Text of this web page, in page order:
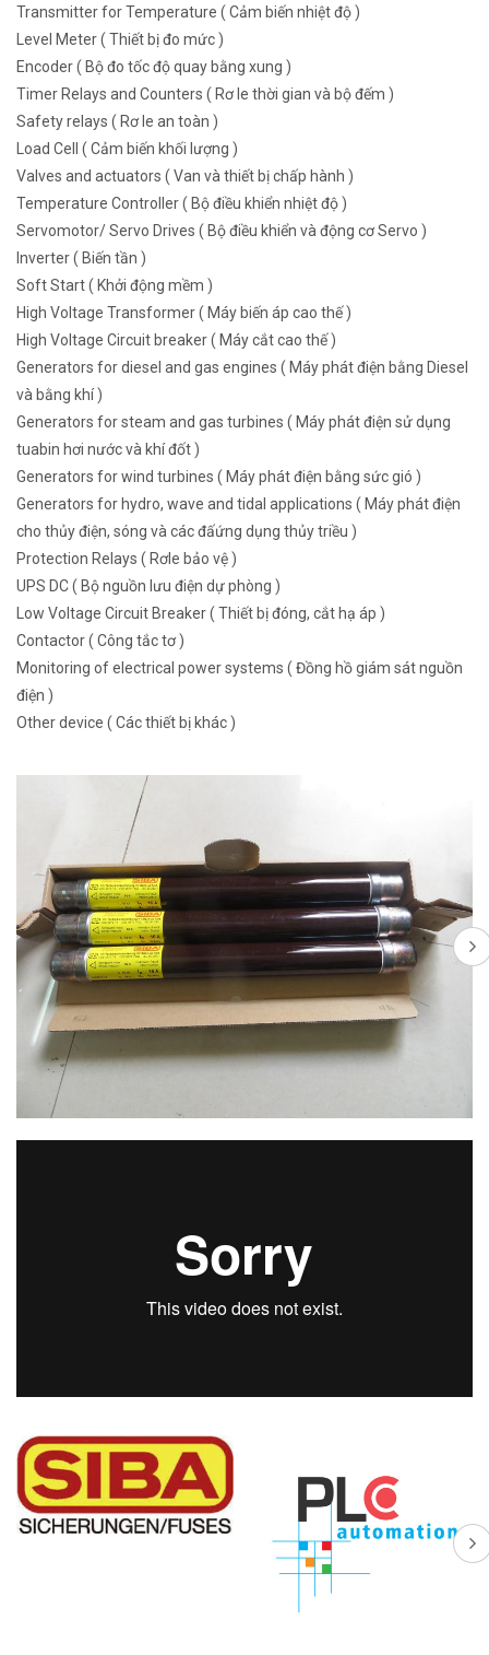
Transmitter for Temperature ( Cảm biến nhiệt độ )
Level Meter ( Thiết bị đo mức )
Encoder ( Bộ đo tốc độ quay bằng xung )
Timer Relays and Counters ( Rơ le thời gian và bộ đếm )
Safety relays ( Rơ le an toàn )
Load Cell ( Cảm biến khối lượng )
Valves and actuators ( Van và thiết bị chấp hành )
Temperature Controller ( Bộ điều khiển nhiệt độ )
Servomotor/ Servo Drives ( Bộ điều khiển và động cơ Servo )
Inverter ( Biến tần )
Soft Start ( Khởi động mềm )
High Voltage Transformer ( Máy biến áp cao thế )
High Voltage Circuit breaker ( Máy cắt cao thế )
Generators for diesel and gas engines ( Máy phát điện bằng Diesel
và bằng khí )
Generators for steam and gas turbines ( Máy phát điện sử dụng
tuabin hơi nước và khí đốt )
Generators for wind turbines ( Máy phát điện bằng sức gió )
Generators for hydro, wave and tidal applications ( Máy phát điện
cho thủy điện, sóng và các đấứng dụng thủy triều )
Protection Relays ( Rơle bảo vệ )
UPS DC ( Bộ nguồn lưu điện dự phòng )
Low Voltage Circuit Breaker ( Thiết bị đóng, cắt hạ áp )
Contactor ( Công tắc tơ )
Monitoring of electrical power systems ( Đồng hồ giám sát nguồn
điện )
Other device ( Các thiết bị khác )